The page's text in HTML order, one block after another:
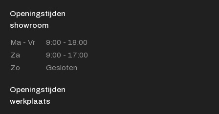
Openingstijden
showroom
Ma - Vr
9:00 - 18:00
Za
9:00 - 17:00
Zo
Gesloten
Openingstijden
werkplaats